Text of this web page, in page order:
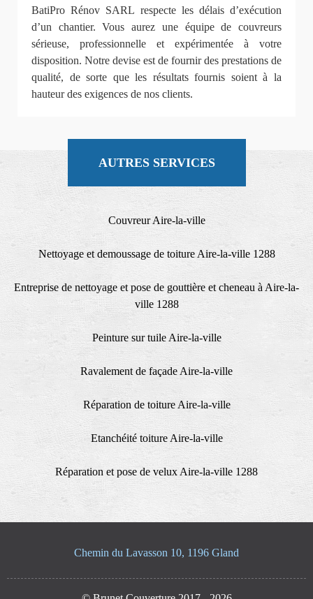
BatiPro Rénov SARL respecte les délais d’exécution
d’un chantier. Vous aurez une équipe de couvreurs
sérieuse, professionnelle et expérimentée à votre
disposition. Notre devise est de fournir des prestations de
qualité, de sorte que les résultats fournis soient à la
hauteur des exigences de nos clients.
AUTRES SERVICES
Couvreur Aire-la-ville
Nettoyage et demoussage de toiture Aire-la-ville 1288
Entreprise de nettoyage et pose de gouttière et cheneau à Aire-la-
ville 1288
Peinture sur tuile Aire-la-ville
Ravalement de façade Aire-la-ville
Réparation de toiture Aire-la-ville
Etanchéité toiture Aire-la-ville
Réparation et pose de velux Aire-la-ville 1288
Chemin du Lavasson 10, 1196 Gland